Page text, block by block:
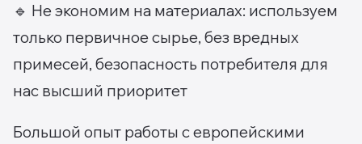
🔹 Не экономим на материалах: используем
только первичное сырье, без вредных
примесей, безопасность потребителя для
нас высший приоритет
Большой опыт работы с европейскими